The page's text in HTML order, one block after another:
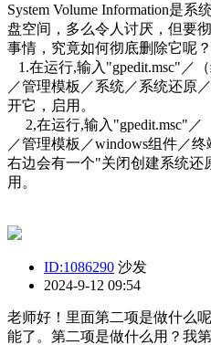
System Volume Information是
盘空间，多么令人讨厌，但要
事情，究竟如何彻底删除它呢？
1.在运行,输入"gpedit.msc"／
／管理模板／系统／系统还原
开它，启用。
2,在运行,输入"gpedit.msc"／
／管理模板／windows组件／
右边会有一个"关闭创建系统还
用。
ID:1086290 沙发
2024-9-12 09:54
老师好！里面第二项是做什么
能了。第二项是做什么用？我